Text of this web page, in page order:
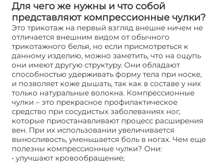
Для чего же нужны и что собой
представляют компрессионные чулки?
Это трикотаж на первый взгляд внешне ничем не
отличается внешним видом от обычного
трикотажного белья, но если присмотреться к
данному изделию, можно заметить, что на ощупь
они имеют другую структуру. Они обладают
способностью удерживать форму тела при носке,
и позволяет коже дышать, так как в составе у них
только натуральные волокна. Компрессионные
чулки – это прекрасное профилактическое
средство при сосудистых заболеваниях ног,
которые приостанавливают процесс расширения
вен. При их использовании увеличивается
выносливость, уменьшается боль в ногах. Чем еще
полезны компрессионные чулки? Они:
• улучшают кровообращение;